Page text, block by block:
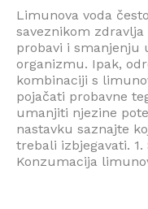
Limunova voda
saveznikom
probavi i smanjenju
organizmu. Ipak,
kombinaciji s
pojačati probavne
umanjiti njezine
nastavku saznajte
trebali izbjegavati.
Konzumacija